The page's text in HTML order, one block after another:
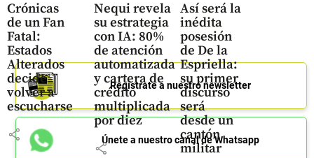
Crónicas
de un Fan
Fatal:
Estados
Alterados
decide
volver a
escucharse
share
Nequi revela
su estrategia
con IA: 80%
de atención
automatizada
y cartera de
crédito
multiplicada
por diez
share
Así será la
inédita
posesión
de De la
Espriella:
su primer
discurso
será
desde un
cantón
militar
Regístrate a nuestro newsletter
Únete a nuestro canal de Whatsapp